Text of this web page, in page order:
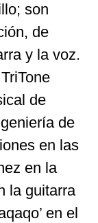
son
de
y la voz.
de
de
en las
en la
la guitarra
en el